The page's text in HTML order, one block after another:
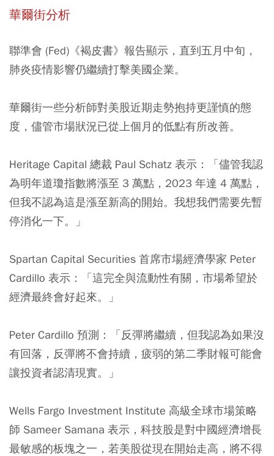
華爾街分析
聯準會 (Fed)《褐皮書》報告顯示，直到五月中旬，
肺炎疫情影響仍繼續打擊美國企業。
華爾街一些分析師對美股近期走勢抱持更謹慎的態
度，儘管市場狀況已從上個月的低點有所改善。
Heritage Capital 總裁 Paul Schatz 表示：「儘管我認
為明年道瓊指數將漲至 3 萬點，2023 年達 4 萬點，
但我不認為這是漲至新高的開始。我想我們需要先暫
停消化一下。」
Spartan Capital Securities 首席市場經濟學家 Peter
Cardillo 表示：「這完全與流動性有關，市場希望於
經濟最終會好起來。」
Peter Cardillo 預測：「反彈將繼續，但我認為如果沒
有回落，反彈將不會持續，疲弱的第二季財報可能會
讓投資者認清現實。」
Wells Fargo Investment Institute 高級全球市場策略
師 Sameer Samana 表示，科技股是對中國經濟增長
最敏感的板塊之一，若美股從現在開始走高，將不得